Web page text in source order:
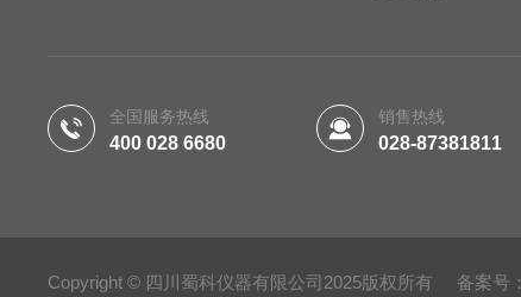
全国服务热线
400 028 6680
销售热线
028-87381811
Copyright © 四川蜀科仪器有限公司2025版权所有 备案号：